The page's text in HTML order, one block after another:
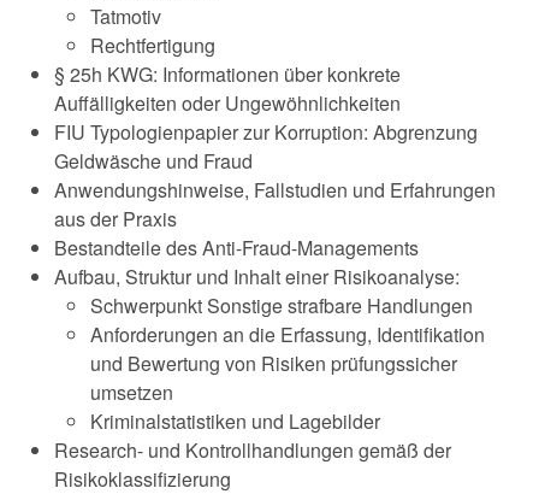
Tatmotiv
Rechtfertigung
§ 25h KWG: Informationen über konkrete
Auffälligkeiten oder Ungewöhnlichkeiten
FIU Typologienpapier zur Korruption: Abgrenzung
Geldwäsche und Fraud
Anwendungshinweise, Fallstudien und Erfahrungen
aus der Praxis
Bestandteile des Anti-Fraud-Managements
Aufbau, Struktur und Inhalt einer Risikoanalyse:
Schwerpunkt Sonstige strafbare Handlungen
Anforderungen an die Erfassung, Identifikation
und Bewertung von Risiken prüfungssicher
umsetzen
Kriminalstatistiken und Lagebilder
Research- und Kontrollhandlungen gemäß der
Risikoklassifizierung